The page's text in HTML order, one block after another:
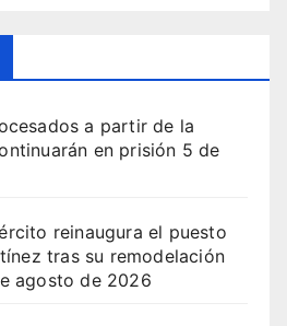
a partir de la
en prisión 5 de
reinaugura el puesto
tras su remodelación
agosto de 2026